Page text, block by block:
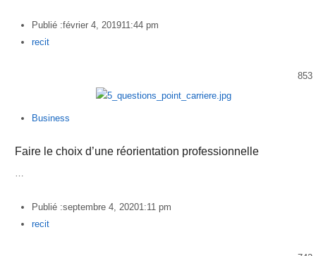
Publié :février 4, 201911:44 pm
Author
recit
853
Business
Faire le choix d’une réorientation professionnelle
…
Publié :septembre 4, 20201:11 pm
Author
recit